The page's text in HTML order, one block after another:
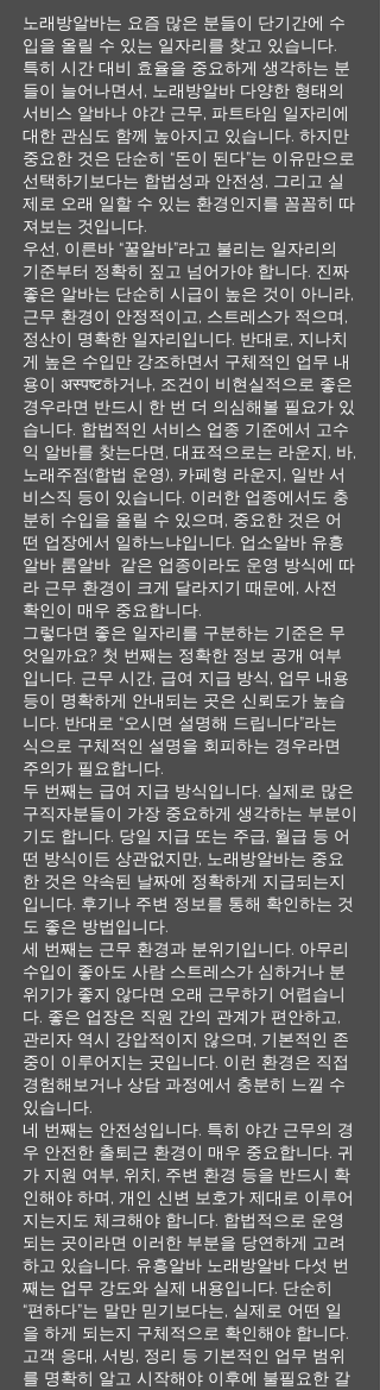
노래방알바는 요즘 많은 분들이 단기간에 수
입을 올릴 수 있는 일자리를 찾고 있습니다.
특히 시간 대비 효율을 중요하게 생각하는 분
들이 늘어나면서, 노래방알바 다양한 형태의
서비스 알바나 야간 근무, 파트타임 일자리에
대한 관심도 함께 높아지고 있습니다. 하지만
중요한 것은 단순히 “돈이 된다”는 이유만으로
선택하기보다는 합법성과 안전성, 그리고 실
제로 오래 일할 수 있는 환경인지를 꼼꼼히 따
져보는 것입니다.
우선, 이른바 “꿀알바”라고 불리는 일자리의
기준부터 정확히 짚고 넘어가야 합니다. 진짜
좋은 알바는 단순히 시급이 높은 것이 아니라,
근무 환경이 안정적이고, 스트레스가 적으며,
정산이 명확한 일자리입니다. 반대로, 지나치
게 높은 수입만 강조하면서 구체적인 업무 내
용이 अस्पष्ट하거나, 조건이 비현실적으로 좋은
경우라면 반드시 한 번 더 의심해볼 필요가 있
습니다. 합법적인 서비스 업종 기준에서 고수
익 알바를 찾는다면, 대표적으로는 라운지, 바,
노래주점(합법 운영), 카페형 라운지, 일반 서
비스직 등이 있습니다. 이러한 업종에서도 충
분히 수입을 올릴 수 있으며, 중요한 것은 어
떤 업장에서 일하느냐입니다. 업소알바 유흥
알바 룸알바 같은 업종이라도 운영 방식에 따
라 근무 환경이 크게 달라지기 때문에, 사전
확인이 매우 중요합니다.
그렇다면 좋은 일자리를 구분하는 기준은 무
엇일까요? 첫 번째는 정확한 정보 공개 여부
입니다. 근무 시간, 급여 지급 방식, 업무 내용
등이 명확하게 안내되는 곳은 신뢰도가 높습
니다. 반대로 “오시면 설명해 드립니다”라는
식으로 구체적인 설명을 회피하는 경우라면
주의가 필요합니다.
두 번째는 급여 지급 방식입니다. 실제로 많은
구직자분들이 가장 중요하게 생각하는 부분이
기도 합니다. 당일 지급 또는 주급, 월급 등 어
떤 방식이든 상관없지만, 노래방알바는 중요
한 것은 약속된 날짜에 정확하게 지급되는지
입니다. 후기나 주변 정보를 통해 확인하는 것
도 좋은 방법입니다.
세 번째는 근무 환경과 분위기입니다. 아무리
수입이 좋아도 사람 스트레스가 심하거나 분
위기가 좋지 않다면 오래 근무하기 어렵습니
다. 좋은 업장은 직원 간의 관계가 편안하고,
관리자 역시 강압적이지 않으며, 기본적인 존
중이 이루어지는 곳입니다. 이런 환경은 직접
경험해보거나 상담 과정에서 충분히 느낄 수
있습니다.
네 번째는 안전성입니다. 특히 야간 근무의 경
우 안전한 출퇴근 환경이 매우 중요합니다. 귀
가 지원 여부, 위치, 주변 환경 등을 반드시 확
인해야 하며, 개인 신변 보호가 제대로 이루어
지는지도 체크해야 합니다. 합법적으로 운영
되는 곳이라면 이러한 부분을 당연하게 고려
하고 있습니다. 유흥알바 노래방알바 다섯 번
째는 업무 강도와 실제 내용입니다. 단순히
“편하다”는 말만 믿기보다는, 실제로 어떤 일
을 하게 되는지 구체적으로 확인해야 합니다.
고객 응대, 서빙, 정리 등 기본적인 업무 범위
를 명확히 알고 시작해야 이후에 불필요한 갈